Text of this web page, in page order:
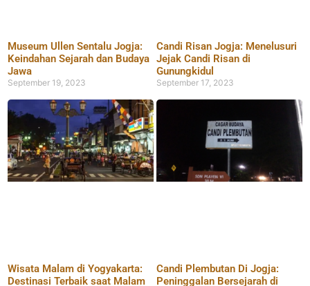
Museum Ullen Sentalu Jogja:
Keindahan Sejarah dan Budaya
Jawa
September 19, 2023
Candi Risan Jogja: Menelusuri
Jejak Candi Risan di
Gunungkidul
September 17, 2023
Wisata Malam di Yogyakarta:
Destinasi Terbaik saat Malam
Candi Plembutan Di Jogja:
Peninggalan Bersejarah di